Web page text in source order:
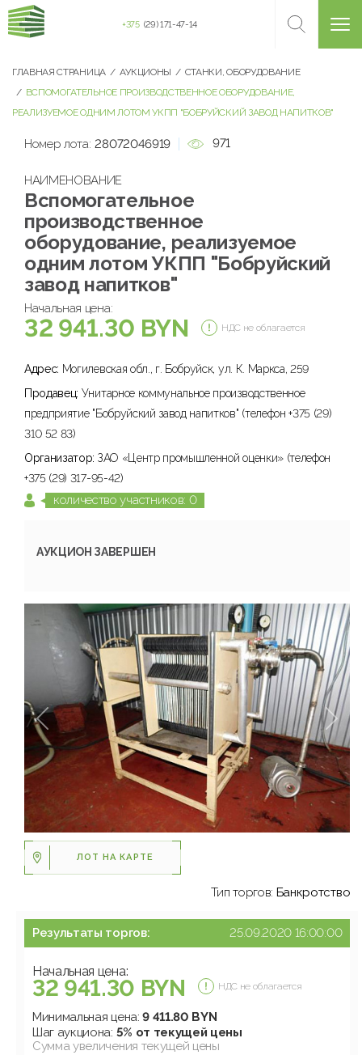
+375 (29) 171-47-14
ГЛАВНАЯ СТРАНИЦА АУКЦИОНЫ
СТАНКИ, ОБОРУДОВАНИЕ
ВСПОМОГАТЕЛЬНОЕ ПРОИЗВОДСТВЕННОЕ ОБОРУДОВАНИЕ,
РЕАЛИЗУЕМОЕ ОДНИМ ЛОТОМ УКПП "БОБРУЙСКИЙ ЗАВОД НАПИТКОВ"
ЛОТ НА КАРТЕ
Номер лота: 28072046919 971
НАИМЕНОВАНИЕ
Вспомогательное
производственное
оборудование, реализуемое
одним лотом УКПП "Бобруйский
завод напитков"
Начальная цена:
32 941.30 BYN НДС не облагается
Адрес: Могилевская обл., г. Бобруйск, ул. К. Маркса, 259
Продавец: Унитарное коммунальное производственное
предприятие "Бобруйский завод напитков" (телефон +375 (29)
310 52 83)
Организатор: ЗАО «Центр промышленной оценки» (телефон
+375 (29) 317-95-42)
количество участников: 0
АУКЦИОН ЗАВЕРШЕН
Тип торгов: Банкротство
Результаты торгов: 25.09.2020 16:00:00
Начальная цена:
32 941.30 BYN НДС не облагается
Минимальная цена:9 411.80 BYN
Шаг аукциона: 5% от текущей цены
Сумма увеличения текущей цены